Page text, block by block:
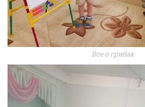
Все о грибах